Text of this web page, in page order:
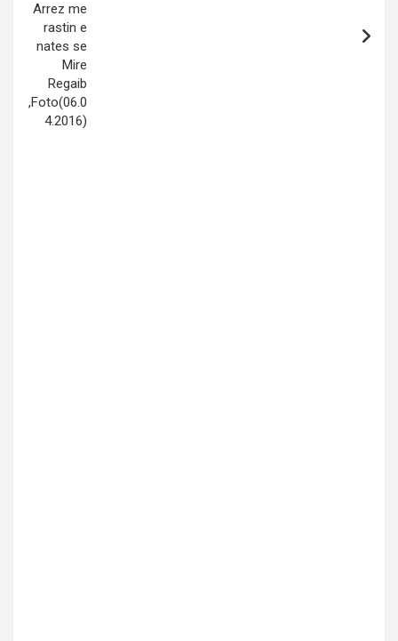
Arrez me
rastin e
nates se
Mire
Regaib
,Foto(06.0
4.2016)